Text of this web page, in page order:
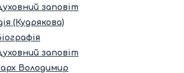
заповіт
(Кудрякова)
заповіт
Володимир